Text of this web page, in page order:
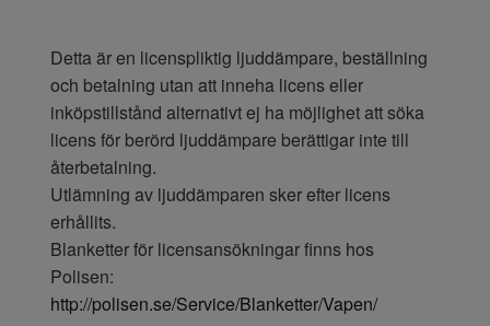
Detta är en licenspliktig ljuddämpare, beställning
och betalning utan att inneha licens eller
inköpstillstånd alternativt ej ha möjlighet att söka
licens för berörd ljuddämpare berättigar inte till
återbetalning.
Utlämning av ljuddämparen sker efter licens
erhållits.
Blanketter för licensansökningar finns hos
Polisen:
http://polisen.se/Service/Blanketter/Vapen/